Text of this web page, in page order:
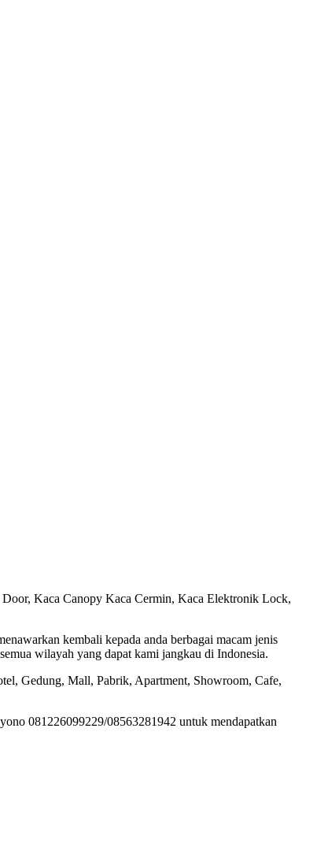
Kaca Canopy Kaca Cermin, Kaca Elektronik Lock,
kembali kepada anda berbagai macam jenis
wilayah yang dapat kami jangkau di Indonesia.
Gedung, Mall, Pabrik, Apartment, Showroom, Cafe,
081226099229/08563281942 untuk mendapatkan